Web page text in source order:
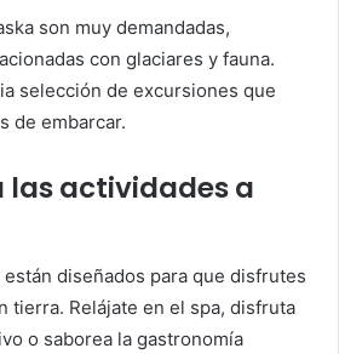
son muy demandadas,
con glaciares y fauna.
selección de excursiones que
de embarcar.
las actividades a
diseñados para que disfrutes
tierra. Relájate en el spa, disfruta
o saborea la gastronomía